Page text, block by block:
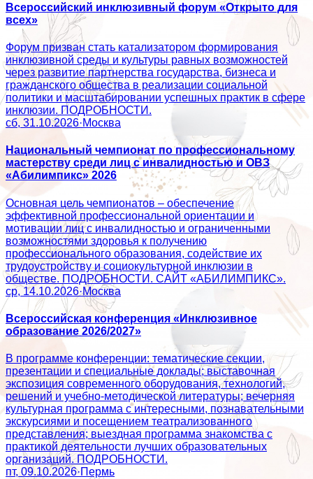
Всероссийский инклюзивный форум «Открыто для
всех»
Форум призван стать катализатором формирования
инклюзивной среды и культуры равных возможностей
через развитие партнерства государства, бизнеса и
гражданского общества в реализации социальной
политики и масштабировании успешных практик в сфере
инклюзии. ПОДРОБНОСТИ.
сб, 31.10.2026·Москва
Национальный чемпионат по профессиональному
мастерству среди лиц с инвалидностью и ОВЗ
«Абилимпикс» 2026
Основная цель чемпионатов – обеспечение
эффективной профессиональной ориентации и
мотивации лиц с инвалидностью и ограниченными
возможностями здоровья к получению
профессионального образования, содействие их
трудоустройству и социокультурной инклюзии в
обществе. ПОДРОБНОСТИ. САЙТ «АБИЛИМПИКС».
ср, 14.10.2026·Москва
Всероссийская конференция «Инклюзивное
образование 2026/2027»
В программе конференции: тематические секции,
презентации и специальные доклады; выставочная
экспозиция современного оборудования, технологий,
решений и учебно-методической литературы; вечерняя
культурная программа с интересными, познавательными
экскурсиями и посещением театрализованного
представления; выездная программа знакомства с
практикой деятельности лучших образовательных
организаций. ПОДРОБНОСТИ.
пт, 09.10.2026·Пермь